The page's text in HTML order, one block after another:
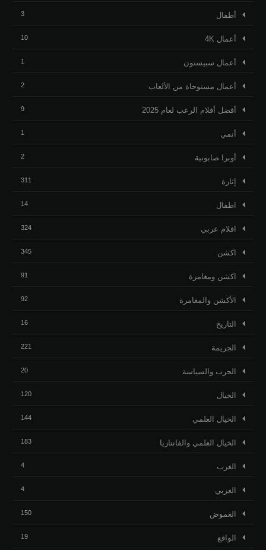
أطفال 3
أعمال 4K 10
أعمال سبيستون 1
أعمال مستوحاة من الألعاب 2
أفضل أفلام الرعب لعام 2025 9
أنمي 1
أوبرا صابونية 2
إثارة 311
اطفال 14
افلام عربي 324
اكشن 345
اكشن ومغامرة 91
الأكشن والمغامرة 92
التاريخ 16
الجريمة 221
الحرب والسياسة 20
الخيال 120
الخيال العلمي 144
الخيال العلمي والفانتازيا 183
الغرب 4
الغربي 4
الغموض 150
الواقع 19